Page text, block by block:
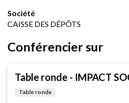
Société
CAISSE DES DÉPÔTS
Conférencier sur
Table ronde - IMPACT
Table ronde